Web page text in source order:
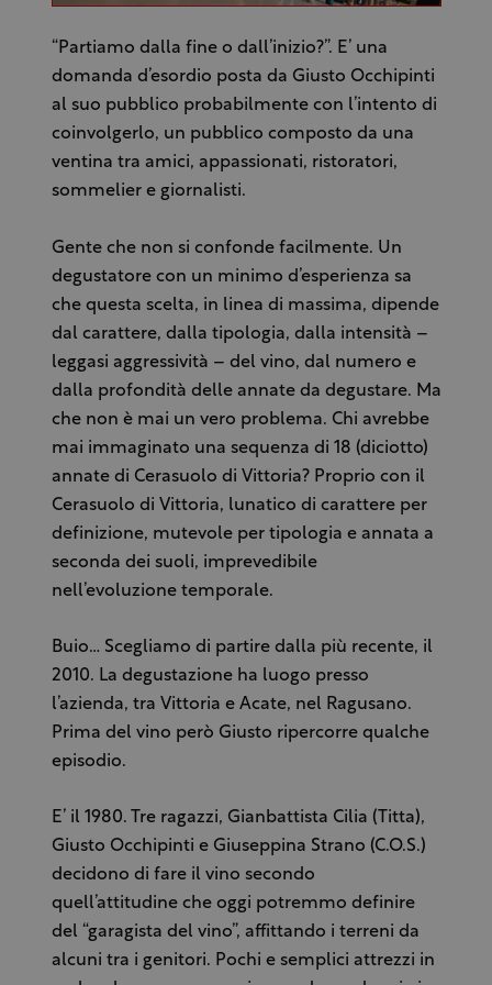
“Partiamo dalla fine o dall’inizio?”. E’ una
domanda d’esordio posta da Giusto Occhipinti
al suo pubblico probabilmente con l’intento di
coinvolgerlo, un pubblico composto da una
ventina tra amici, appassionati, ristoratori,
sommelier e giornalisti.
Gente che non si confonde facilmente. Un
degustatore con un minimo d’esperienza sa
che questa scelta, in linea di massima, dipende
dal carattere, dalla tipologia, dalla intensità –
leggasi aggressività – del vino, dal numero e
dalla profondità delle annate da degustare. Ma
che non è mai un vero problema. Chi avrebbe
mai immaginato una sequenza di 18 (diciotto)
annate di Cerasuolo di Vittoria? Proprio con il
Cerasuolo di Vittoria, lunatico di carattere per
definizione, mutevole per tipologia e annata a
seconda dei suoli, imprevedibile
nell’evoluzione temporale.
Buio… Scegliamo di partire dalla più recente, il
2010. La degustazione ha luogo presso
l’azienda, tra Vittoria e Acate, nel Ragusano.
Prima del vino però Giusto ripercorre qualche
episodio.
E’ il 1980. Tre ragazzi, Gianbattista Cilia (Titta),
Giusto Occhipinti e Giuseppina Strano (C.O.S.)
decidono di fare il vino secondo
quell’attitudine che oggi potremmo definire
del “garagista del vino”, affittando i terreni da
alcuni tra i genitori. Pochi e semplici attrezzi in